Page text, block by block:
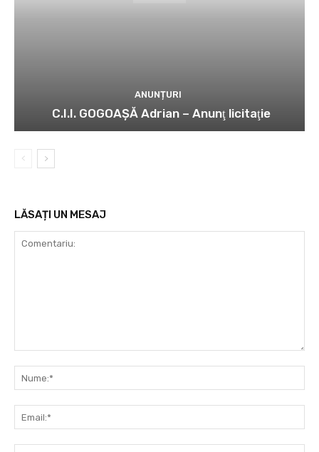
ANUNȚURI
C.I.I. GOGOAŞĂ Adrian – Anunţ licitaţie
LĂSAȚI UN MESAJ